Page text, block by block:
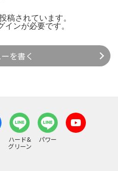
稿されています。
インが必要です。
を書く
ハード&
グリーン
パワー